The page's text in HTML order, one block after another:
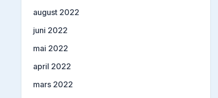
august 2022
juni 2022
mai 2022
april 2022
mars 2022